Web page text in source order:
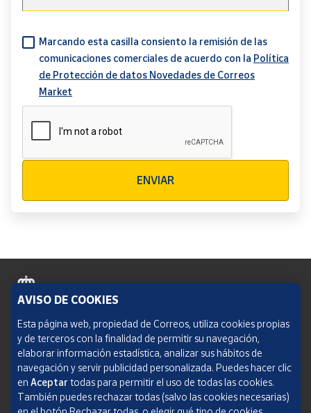
Marcando esta casilla consiento la remisión de las
comunicaciones comerciales de acuerdo con la Política
de Protección de datos Novedades de Correos
Market
ENVIAR
Política de cookies
Aviso legal
Condiciones del servicio
Política de Privacidad Web
AVISO DE COOKIES
Esta página web, propiedad de Correos, utiliza cookies propias
y de terceros con la finalidad de permitir su navegación,
elaborar información estadística, analizar sus hábitos de
navegación y servir publicidad personalizada. Puedes hacer clic
en Aceptar todas para permitir el uso de todas las cookies.
También puedes rechazar todas (salvo las cookies necesarias)